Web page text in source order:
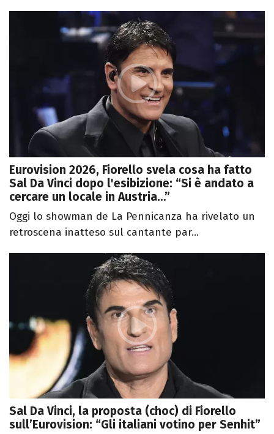
Eurovision 2026, Fiorello svela cosa ha fatto
Sal Da Vinci dopo l'esibizione: “Si è andato a
cercare un locale in Austria…”
Oggi lo showman de La Pennicanza ha rivelato un
retroscena inatteso sul cantante par...
Sal Da Vinci, la proposta (choc) di Fiorello
sull’Eurovision: “Gli italiani votino per Senhit”